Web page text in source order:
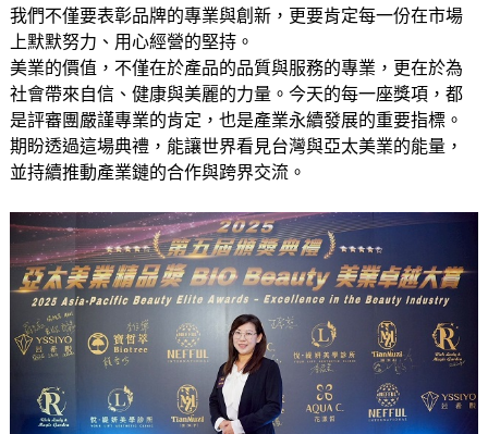
我們不僅要表彰品牌的專業與創新，更要肯定每一份在市場
上默默努力、用心經營的堅持。
美業的價值，不僅在於產品的品質與服務的專業，更在於為
社會帶來自信、健康與美麗的力量。今天的每一座獎項，都
是評審團嚴謹專業的肯定，也是產業永續發展的重要指標。
期盼透過這場典禮，能讓世界看見台灣與亞太美業的能量，
並持續推動產業鏈的合作與跨界交流。